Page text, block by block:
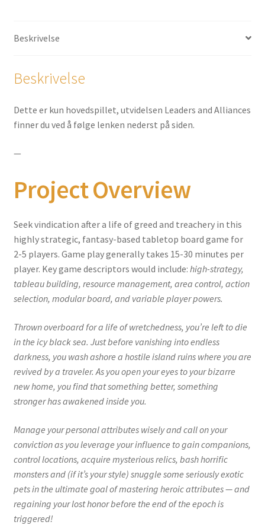
Beskrivelse
Beskrivelse
Dette er kun hovedspillet, utvidelsen Leaders and Alliances
finner du ved å følge lenken nederst på siden.
—
Project Overview
Seek vindication after a life of greed and treachery in this
highly strategic, fantasy-based tabletop board game for
2-5 players. Game play generally takes 15-30 minutes per
player. Key game descriptors would include: high-strategy,
tableau building, resource management, area control, action
selection, modular board, and variable player powers.
Thrown overboard for a life of wretchedness, you’re left to die
in the icy black sea. Just before vanishing into endless
darkness, you wash ashore a hostile island ruins where you are
revived by a traveler. As you open your eyes to your bizarre
new home, you find that something better, something
stronger has awakened inside you.
Manage your personal attributes wisely and call on your
conviction as you leverage your influence to gain companions,
control locations, acquire mysterious relics, bash horrific
monsters and (if it’s your style) snuggle some seriously exotic
pets in the ultimate goal of mastering heroic attributes — and
regaining your lost honor before the end of the epoch is
triggered!